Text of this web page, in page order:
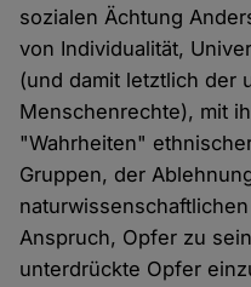
sozialen Ächtung
von Individualität,
(und damit letztlich der
Menschenrechte), mit
"Wahrheiten"
Gruppen, der
Anspruch, Opfer zu
unterdrückte Opfer